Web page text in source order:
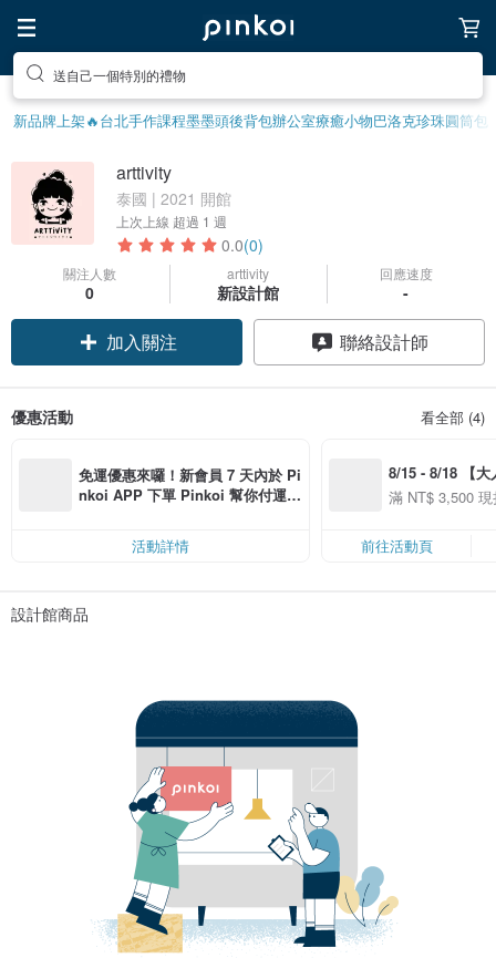
送自己一個特別的禮物
新品牌上架🔥台北手作課程墨墨頭後背包辦公室療癒小物巴洛克珍珠圓筒包
arttivity
泰國 | 2021 開館
上次上線 超過 1 週
0.0(0)
關注人數
0
arttivity
新設計館
回應速度
-
加入關注 聯絡設計師
優惠活動 看全部 (4)
免運優惠來囉！新會員 7 天內於 Pi
nkoi APP 下單 Pinkoi 幫你付運
活動詳情
8/15 - 8/18 【大
季】滿
50
滿 NT$ 3,500
前往活動頁
設計館商品